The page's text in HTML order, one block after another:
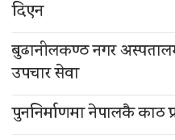
दिएन
बुढानीलकण्ठ नगर
उपचार सेवा
पुननिर्माणमा नेपालकै काठ